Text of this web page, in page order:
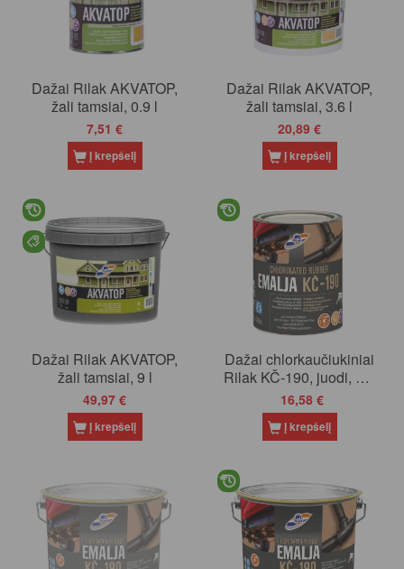
Dažai Rilak AKVATOP,
žali tamsiai, 0.9 l
7,51 €
Į krepšelį
Dažai Rilak AKVATOP,
žali tamsiai, 3.6 l
20,89 €
Į krepšelį
Dažai Rilak AKVATOP,
žali tamsiai, 9 l
49,97 €
Į krepšelį
Dažai chlorkaučiukiniai
Rilak KČ-190, juodi, 0.9
l
16,58 €
Į krepšelį